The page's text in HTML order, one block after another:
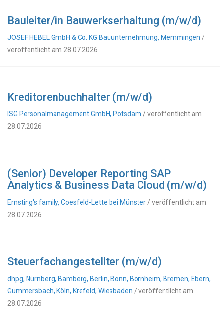
Bauleiter/in Bauwerkserhaltung (m/w/d)
JOSEF HEBEL GmbH & Co. KG Bauunternehmung, Memmingen /
veröffentlicht am 28.07.2026
Kreditorenbuchhalter (m/w/d)
ISG Personalmanagement GmbH, Potsdam / veröffentlicht am
28.07.2026
(Senior) Developer Reporting SAP
Analytics & Business Data Cloud (m/w/d)
Ernsting's family, Coesfeld-Lette bei Münster / veröffentlicht am
28.07.2026
Steuerfachangestellter (m/w/d)
dhpg, Nürnberg, Bamberg, Berlin, Bonn, Bornheim, Bremen, Ebern,
Gummersbach, Köln, Krefeld, Wiesbaden / veröffentlicht am
28.07.2026